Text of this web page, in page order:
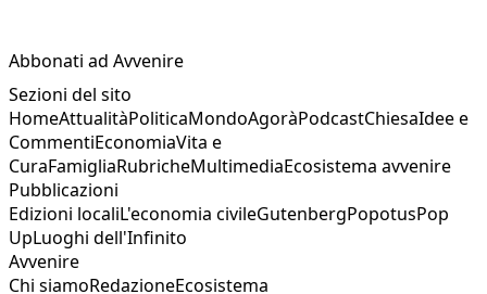
Abbonati ad Avvenire
Sezioni del sito
HomeAttualitàPoliticaMondoAgoràPodcastChiesaIdee e
CommentiEconomiaVita e
CuraFamigliaRubricheMultimediaEcosistema avvenire
Pubblicazioni
Edizioni localiL'economia civileGutenbergPopotusPop
UpLuoghi dell'Infinito
Avvenire
Chi siamoRedazioneEcosistema